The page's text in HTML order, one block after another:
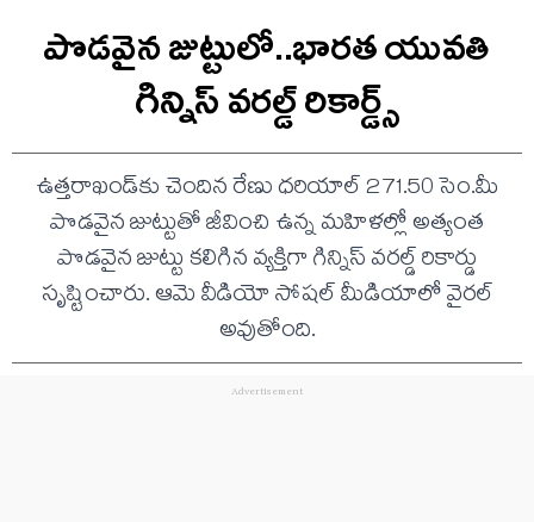
పొడవైన జుట్టులో..భారత యువతి
గిన్నిస్ వరల్డ్ రికార్డ్స్
ఉత్తరాఖండ్‌కు చెందిన రేణు ధరియాల్ 271.50 సెం.మీ
పొడవైన జుట్టుతో జీవించి ఉన్న మహిళల్లో అత్యంత
పొడవైన జుట్టు కలిగిన వ్యక్తిగా గిన్నిస్ వరల్డ్ రికార్డు
సృష్టించారు. ఆమె వీడియో సోషల్ మీడియాలో వైరల్
అవుతోంది.